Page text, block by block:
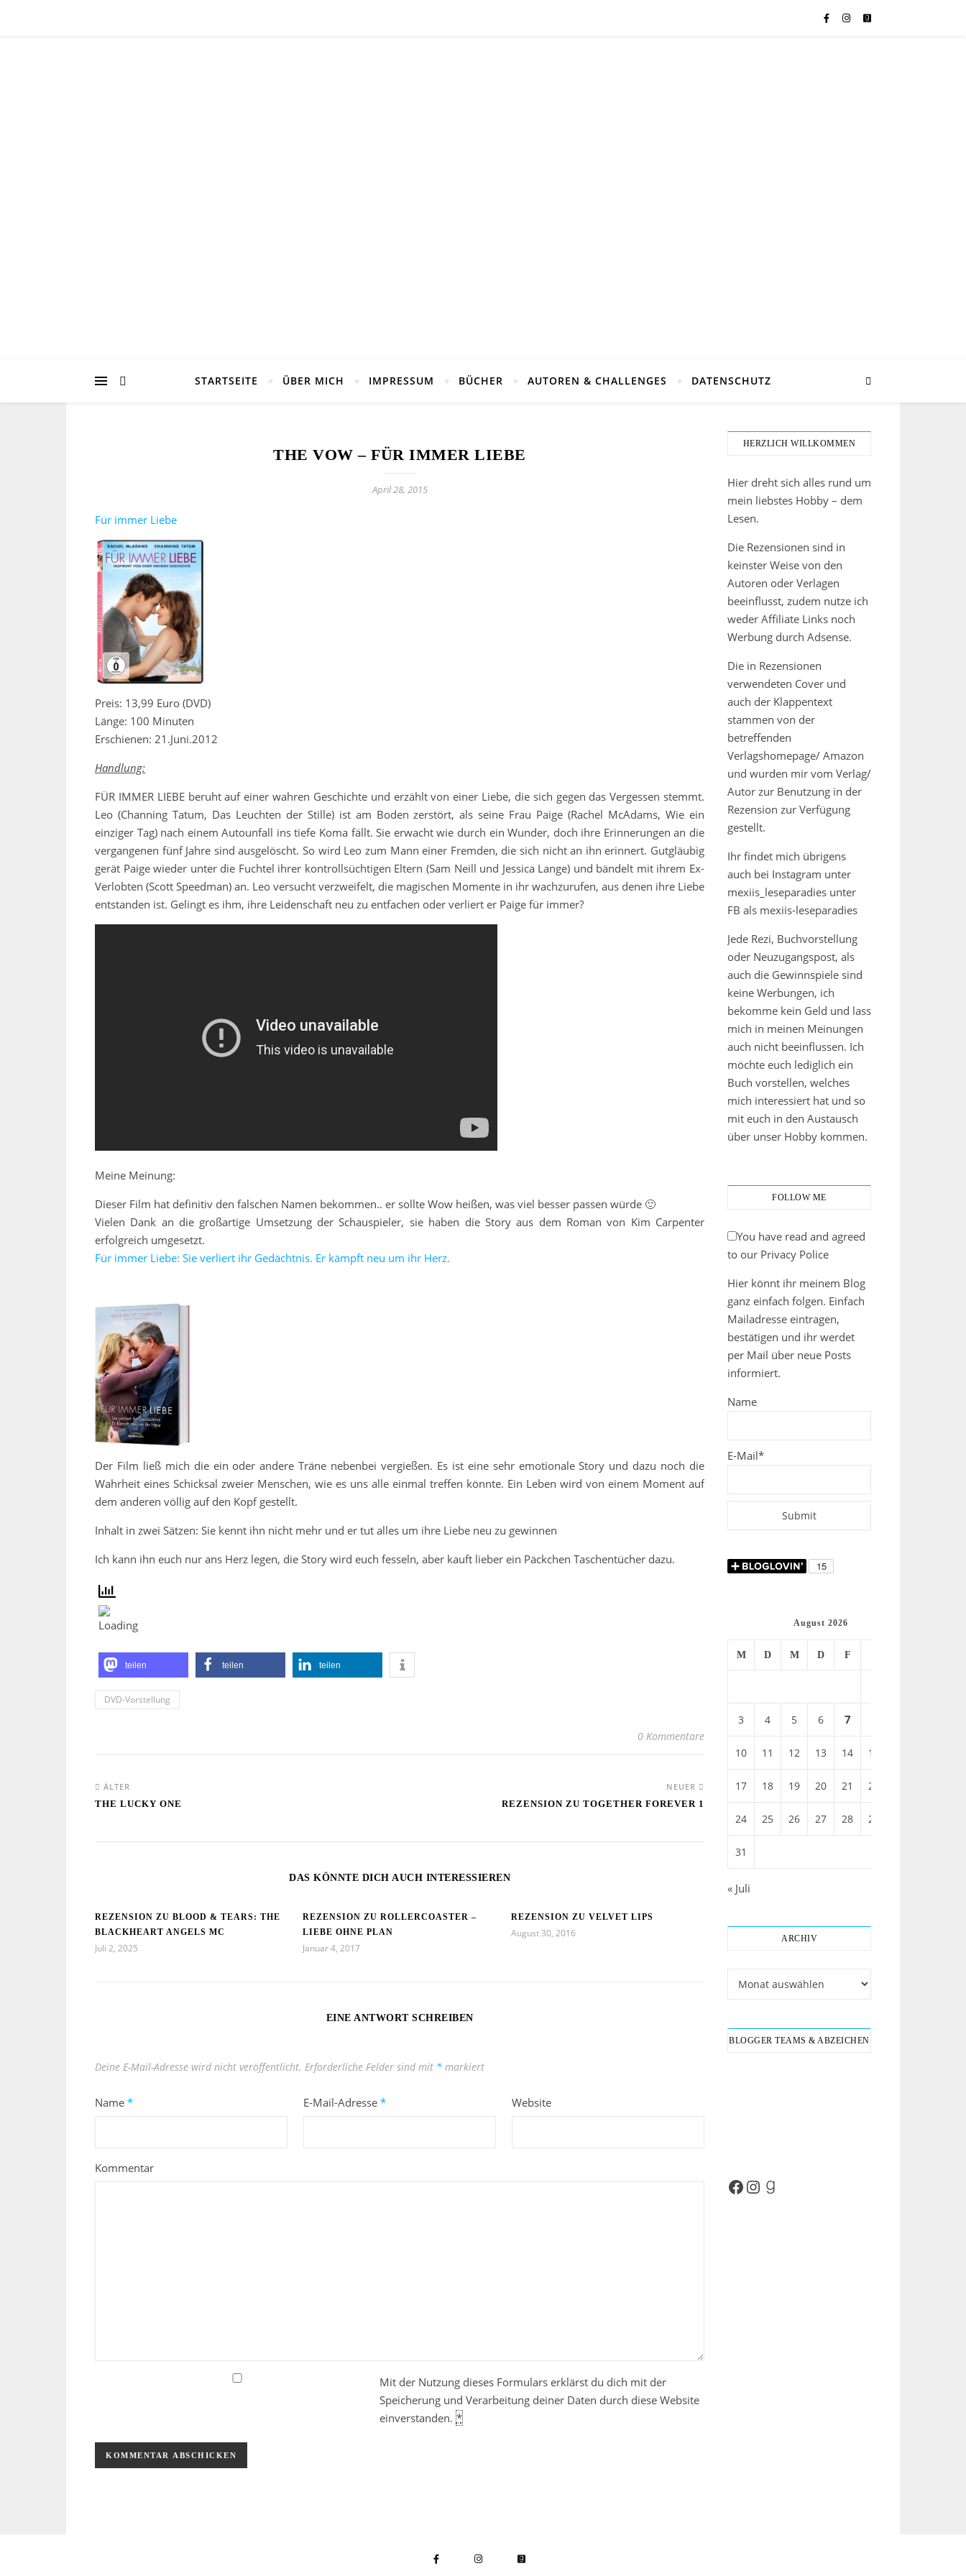
STARTSEITE ÜBER MICH IMPRESSUM BÜCHER AUTOREN & CHALLENGES DATENSCHUTZ
THE VOW – FÜR IMMER LIEBE
April 28, 2015
Für immer Liebe
Preis: 13,99 Euro (DVD)
Länge: 100 Minuten
Erschienen: 21.Juni.2012
Handlung:
FÜR IMMER LIEBE beruht auf einer wahren Geschichte und erzählt von einer Liebe, die sich gegen das Vergessen stemmt.
Leo (Channing Tatum, Das Leuchten der Stille) ist am Boden zerstört, als seine Frau Paige (Rachel McAdams, Wie ein
einziger Tag) nach einem Autounfall ins tiefe Koma fällt. Sie erwacht wie durch ein Wunder, doch ihre Erinnerungen an die
vergangenen fünf Jahre sind ausgelöscht. So wird Leo zum Mann einer Fremden, die sich nicht an ihn erinnert. Gutgläubig
gerät Paige wieder unter die Fuchtel ihrer kontrollsüchtigen Eltern (Sam Neill und Jessica Lange) und bändelt mit ihrem Ex-
Verlobten (Scott Speedman) an. Leo versucht verzweifelt, die magischen Momente in ihr wachzurufen, aus denen ihre Liebe
entstanden ist. Gelingt es ihm, ihre Leidenschaft neu zu entfachen oder verliert er Paige für immer?
Meine Meinung:
Dieser Film hat definitiv den falschen Namen bekommen.. er sollte Wow heißen, was viel besser passen würde 🙂
Vielen Dank an die großartige Umsetzung der Schauspieler, sie haben die Story aus dem Roman von Kim Carpenter
erfolgreich umgesetzt.
Für immer Liebe: Sie verliert ihr Gedächtnis. Er kämpft neu um ihr Herz.
Der Film ließ mich die ein oder andere Träne nebenbei vergießen. Es ist eine sehr emotionale Story und dazu noch die
Wahrheit eines Schicksal zweier Menschen, wie es uns alle einmal treffen könnte. Ein Leben wird von einem Moment auf
dem anderen völlig auf den Kopf gestellt.
Inhalt in zwei Sätzen: Sie kennt ihn nicht mehr und er tut alles um ihre Liebe neu zu gewinnen
Ich kann ihn euch nur ans Herz legen, die Story wird euch fesseln, aber kauft lieber ein Päckchen Taschentücher dazu.
teilen teilen teilen
DVD-Vorstellung
0 Kommentare
ÄLTER
THE LUCKY ONE
NEUER
REZENSION ZU TOGETHER FOREVER 1
DAS KÖNNTE DICH AUCH INTERESSIEREN
REZENSION ZU BLOOD & TEARS: THE
BLACKHEART ANGELS MC
Juli 2, 2025
REZENSION ZU ROLLERCOASTER –
LIEBE OHNE PLAN
Januar 4, 2017
REZENSION ZU VELVET LIPS
August 30, 2016
EINE ANTWORT SCHREIBEN
Deine E-Mail-Adresse wird nicht veröffentlicht. Erforderliche Felder sind mit * markiert
Name * E-Mail-Adresse * Website
Kommentar
Mit der Nutzung dieses Formulars erklärst du dich mit der
Speicherung und Verarbeitung deiner Daten durch diese Website
einverstanden. *
HERZLICH WILLKOMMEN
Hier dreht sich alles rund um
mein liebstes Hobby – dem
Lesen.
Die Rezensionen sind in
keinster Weise von den
Autoren oder Verlagen
beeinflusst, zudem nutze ich
weder Affiliate Links noch
Werbung durch Adsense.
Die in Rezensionen
verwendeten Cover und
auch der Klappentext
stammen von der
betreffenden
Verlagshomepage/ Amazon
und wurden mir vom Verlag/
Autor zur Benutzung in der
Rezension zur Verfügung
gestellt.
Ihr findet mich übrigens
auch bei Instagram unter
mexiis_leseparadies unter
FB als mexiis-leseparadies
Jede Rezi, Buchvorstellung
oder Neuzugangspost, als
auch die Gewinnspiele sind
keine Werbungen, ich
bekomme kein Geld und lass
mich in meinen Meinungen
auch nicht beeinflussen. Ich
möchte euch lediglich ein
Buch vorstellen, welches
mich interessiert hat und so
mit euch in den Austausch
über unser Hobby kommen.
FOLLOW ME
You have read and agreed
to our Privacy Police
Hier könnt ihr meinem Blog
ganz einfach folgen. Einfach
Mailadresse eintragen,
bestätigen und ihr werdet
per Mail über neue Posts
informiert.
Name
E-Mail*
August 2026
M D M D F
3 4 5 6 7
10 11 12 13 14 15
17 18 19 20 21 22
24 25 26 27 28 29
31
« Juli
ARCHIV
BLOGGER TEAMS & ABZEICHEN
Facebook
Instagram
Goodreads